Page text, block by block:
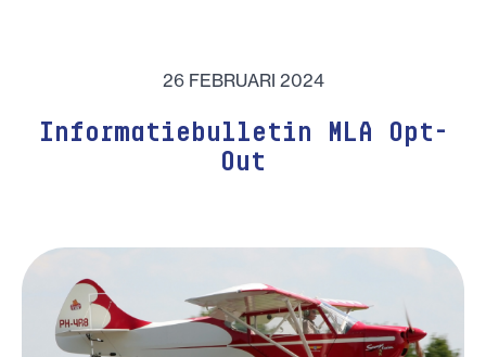
26 FEBRUARI 2024
Informatiebulletin MLA Opt-
Out